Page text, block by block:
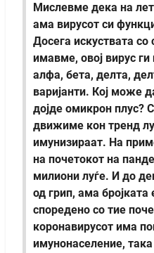
Мислевме дека на
ама вирусот си
Досега искуствата со
имавме, овој вирус
алфа, бета, делта,
варијанти. Кој може
дојде омикрон плус?
движиме кон тренд
имунизираат. На
на почетокот на
милиони луѓе. И до
од грип, ама
споредено со тие
коронавирусот има
имунонаселение,